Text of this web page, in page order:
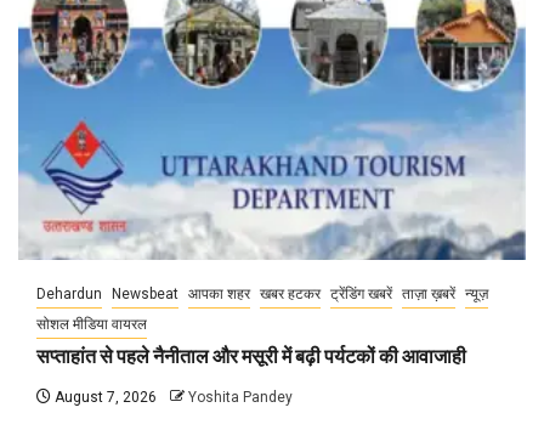
Dehardun Newsbeat आपका शहर खबर हटकर ट्रेंडिंग खबरें ताज़ा ख़बरें न्यूज़
सोशल मीडिया वायरल
सप्ताहांत से पहले नैनीताल और मसूरी में बढ़ी पर्यटकों की आवाजाही
August 7, 2026 Yoshita Pandey